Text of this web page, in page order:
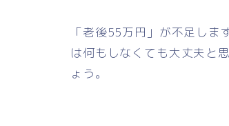
「老後55万円」が不足し
は何もしなくても大丈夫と
ょう。